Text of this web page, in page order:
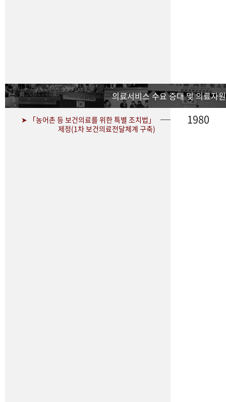
의료서비스 수요 증대 및 의료자
➤ 「농어촌 등 보건의료를 위한 특별 조치법」
제정(1차 보건의료전달체계 구축)
1980